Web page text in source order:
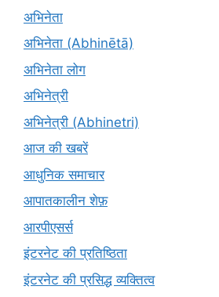
अभिनेता
अभिनेता (Abhinētā)
अभिनेता लोग
अभिनेत्री
अभिनेत्री (Abhinetri)
आज की खबरें
आधुनिक समाचार
आपातकालीन शेफ़
आरपीएसर्स
इंटरनेट की प्रतिष्ठिता
इंटरनेट की प्रसिद्ध व्यक्तित्व